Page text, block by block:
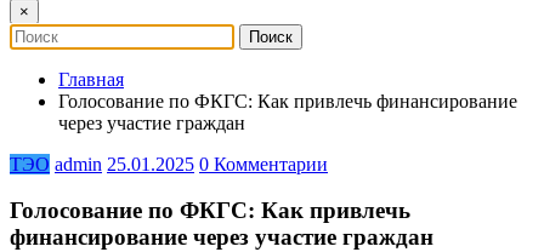
×
Главная
Голосование по ФКГС: Как привлечь финансирование
через участие граждан
ТЭО admin 25.01.2025 0 Комментарии
Голосование по ФКГС: Как привлечь
финансирование через участие граждан